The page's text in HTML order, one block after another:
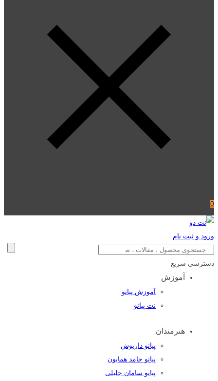
0
ورود و ثبت نام
دسترسی سریع
آموزش
آموزش پیانو
نت پیانو
هنرمندان
پیانو داریوش
پیانو حامد همایون
پیانو سامان جلیلی